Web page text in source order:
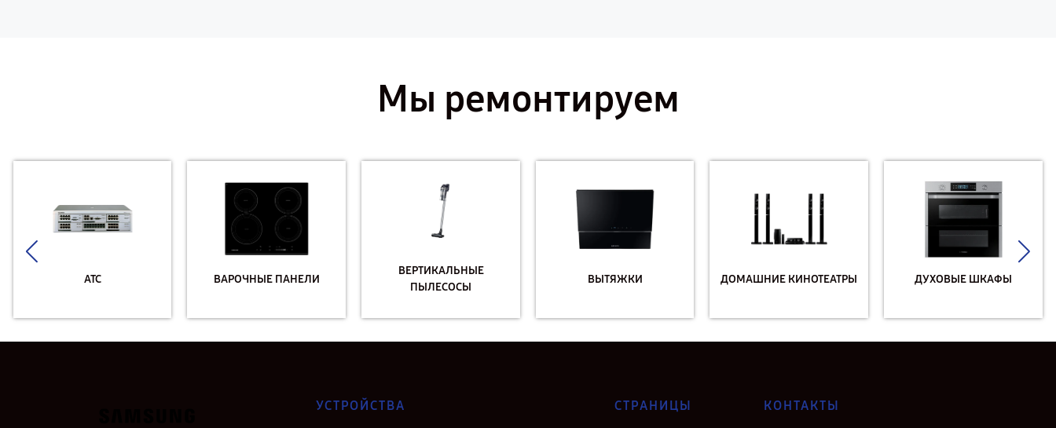
Мы ремонтируем
АТС ВАРОЧНЫЕ ПАНЕЛИ
ВЕРТИКАЛЬНЫЕ
ПЫЛЕСОСЫ
ВЫТЯЖКИ ДОМАШНИЕ КИНОТЕАТРЫ ДУХОВЫЕ ШКАФЫ
УСТРОЙСТВА СТРАНИЦЫ КОНТАКТЫ